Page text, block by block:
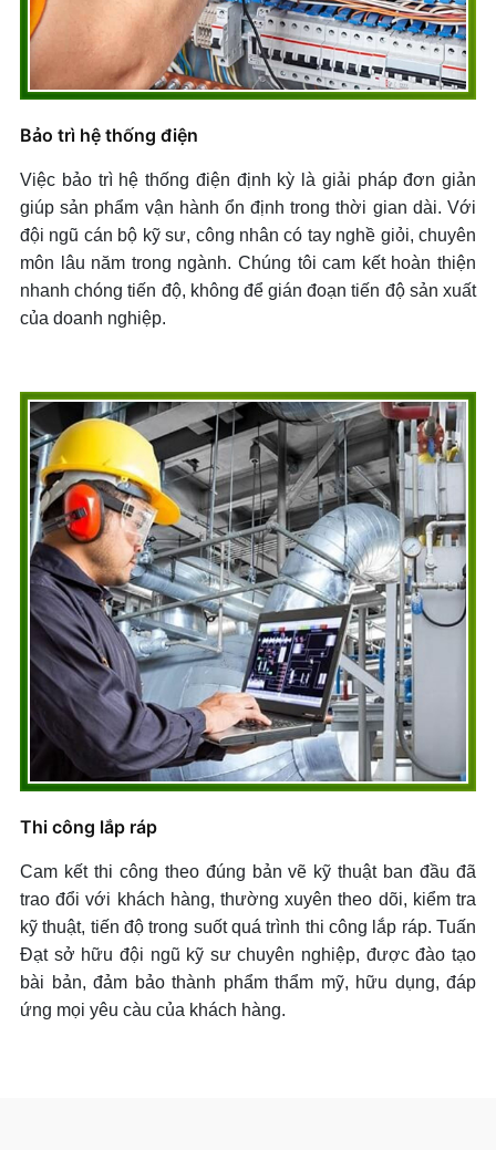
Bảo trì hệ thống điện
Việc bảo trì hệ thống điện định kỳ là giải pháp đơn giản
giúp sản phẩm vận hành ổn định trong thời gian dài. Với
đội ngũ cán bộ kỹ sư, công nhân có tay nghề giỏi, chuyên
môn lâu năm trong ngành. Chúng tôi cam kết hoàn thiện
nhanh chóng tiến độ, không để gián đoạn tiến độ sản xuất
của doanh nghiệp.
Thi công lắp ráp
Cam kết thi công theo đúng bản vẽ kỹ thuật ban đầu đã
trao đổi với khách hàng, thường xuyên theo dõi, kiểm tra
kỹ thuật, tiến độ trong suốt quá trình thi công lắp ráp. Tuấn
Đạt sở hữu đội ngũ kỹ sư chuyên nghiệp, được đào tạo
bài bản, đảm bảo thành phẩm thẩm mỹ, hữu dụng, đáp
ứng mọi yêu càu của khách hàng.